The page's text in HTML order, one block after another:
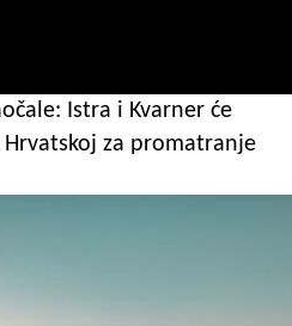
Istra i Kvarner će
za promatranje